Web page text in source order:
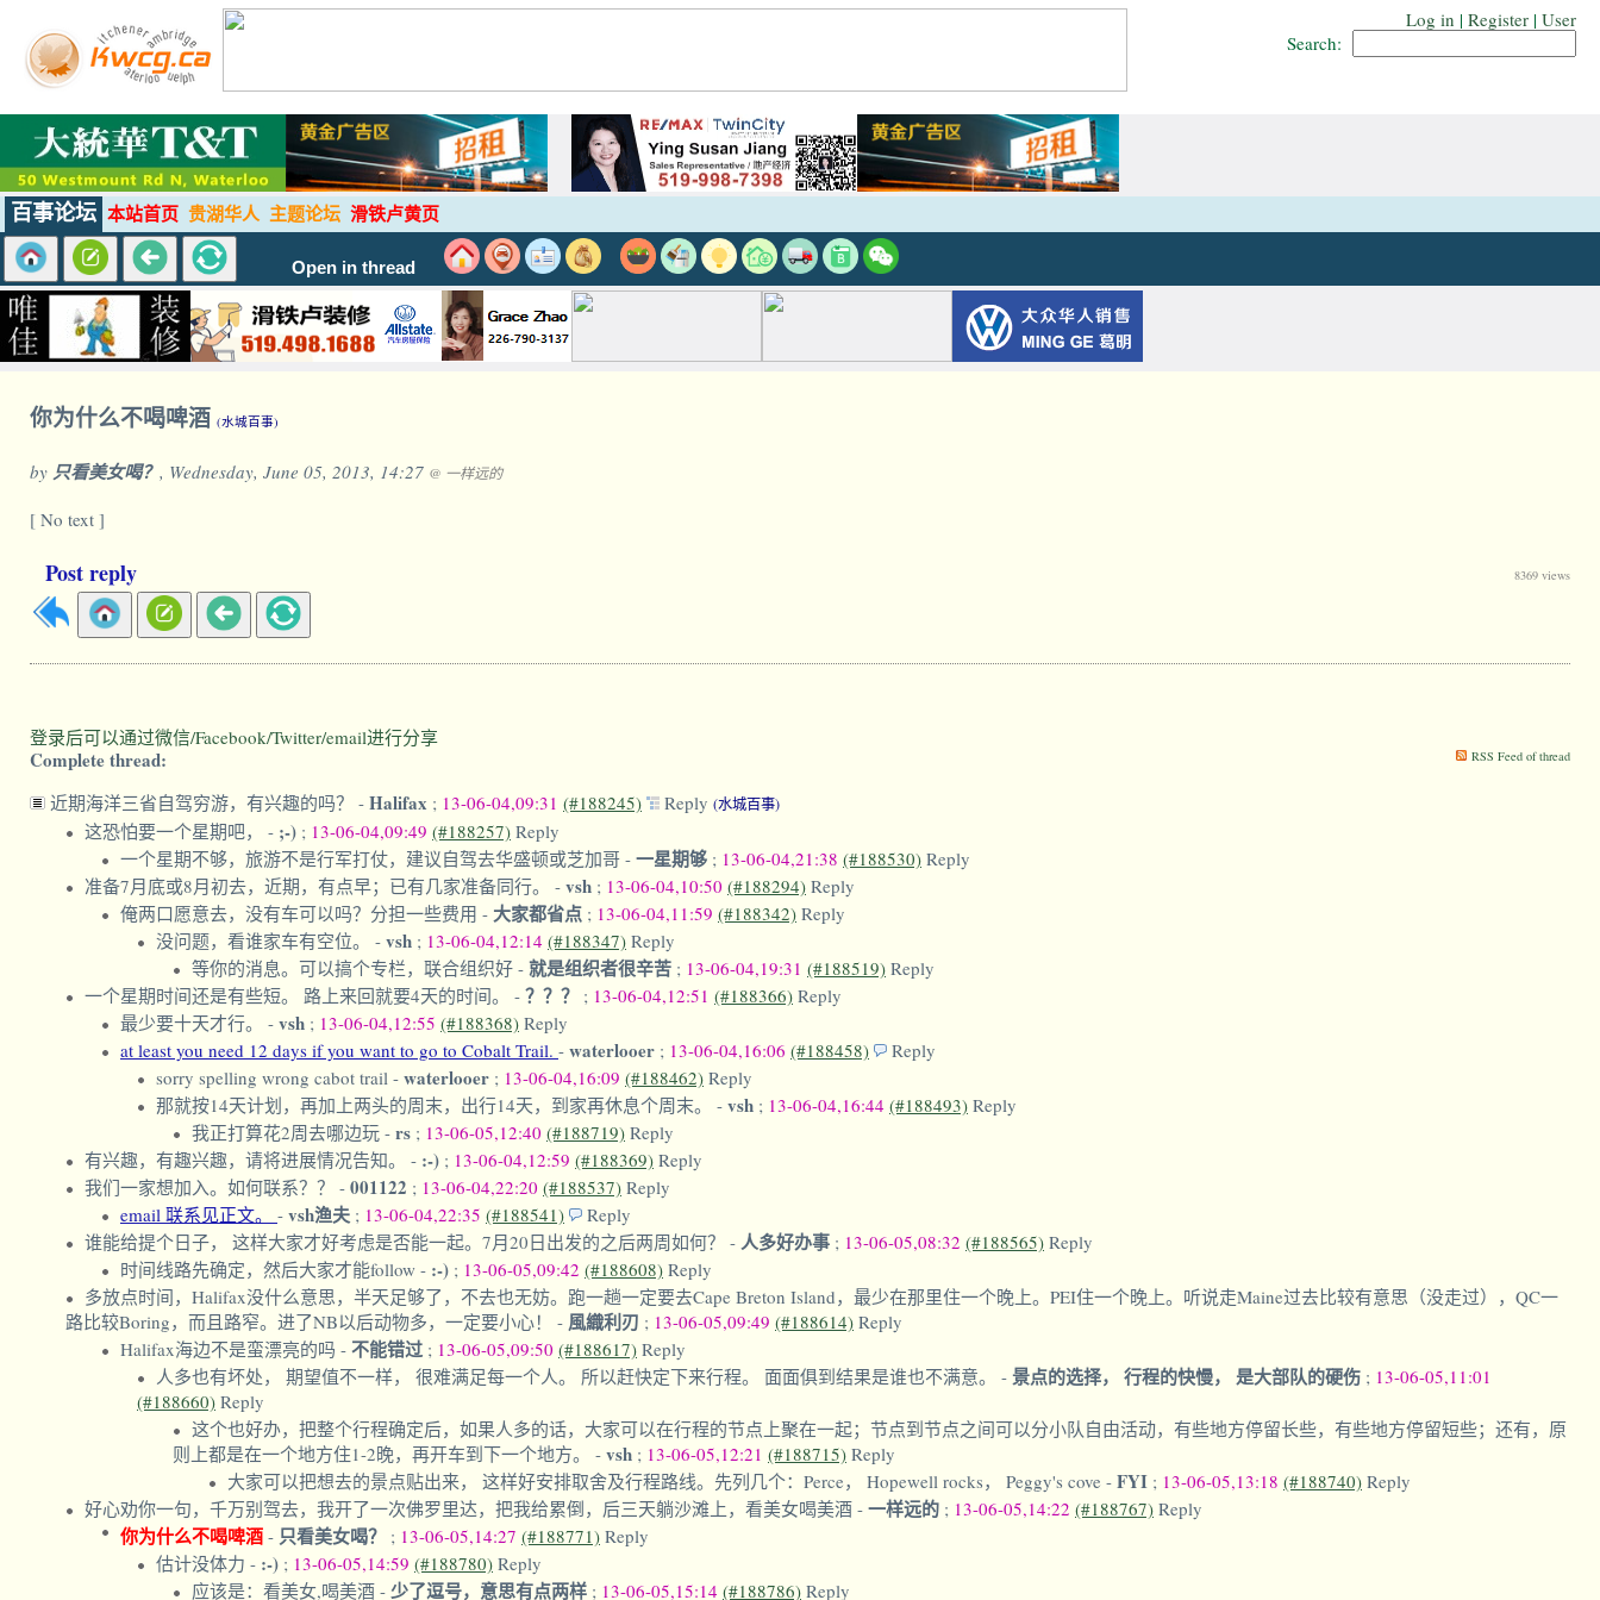
Log in | Register | User
Search:
百事论坛 本站首页 贵湖华人 主题论坛 滑铁卢黄页
Open in thread
你为什么不喝啤酒 (水城百事)
by 只看美女喝？ , Wednesday, June 05, 2013, 14:27 @ 一样远的
[ No text ]
Post reply 8369 views
登录后可以通过微信/Facebook/Twitter/email进行分享
Complete thread: RSS Feed of thread
近期海洋三省自驾穷游，有兴趣的吗？ - Halifax ; 13-06-04,09:31 (#188245) Reply (水城百事)
这恐怕要一个星期吧， - ;-) ; 13-06-04,09:49 (#188257) Reply
一个星期不够，旅游不是行军打仗，建议自驾去华盛顿或芝加哥 - 一星期够 ; 13-06-04,21:38 (#188530) Reply
准备7月底或8月初去，近期，有点早；已有几家准备同行。 - vsh ; 13-06-04,10:50 (#188294) Reply
俺两口愿意去，没有车可以吗？分担一些费用 - 大家都省点 ; 13-06-04,11:59 (#188342) Reply
没问题，看谁家车有空位。 - vsh ; 13-06-04,12:14 (#188347) Reply
等你的消息。可以搞个专栏，联合组织好 - 就是组织者很辛苦 ; 13-06-04,19:31 (#188519) Reply
一个星期时间还是有些短。 路上来回就要4天的时间。 - ？？？ ; 13-06-04,12:51 (#188366) Reply
最少要十天才行。 - vsh ; 13-06-04,12:55 (#188368) Reply
at least you need 12 days if you want to go to Cobalt Trail. - waterlooer ; 13-06-04,16:06 (#188458)
Reply
sorry spelling wrong cabot trail - waterlooer ; 13-06-04,16:09 (#188462) Reply
那就按14天计划，再加上两头的周末，出行14天，到家再休息个周末。 - vsh ; 13-06-04,16:44 (#188493) Reply
我正打算花2周去哪边玩 - rs ; 13-06-05,12:40 (#188719) Reply
有兴趣，有趣兴趣，请将进展情况告知。 - :-) ; 13-06-04,12:59 (#188369) Reply
我们一家想加入。如何联系？？ - 001122 ; 13-06-04,22:20 (#188537) Reply
email 联系见正文。 - vsh渔夫 ; 13-06-04,22:35 (#188541)
Reply
谁能给提个日子， 这样大家才好考虑是否能一起。7月20日出发的之后两周如何？ - 人多好办事 ; 13-06-05,08:32 (#188565) Reply
时间线路先确定，然后大家才能follow - :-) ; 13-06-05,09:42 (#188608) Reply
多放点时间，Halifax没什么意思，半天足够了，不去也无妨。跑一趟一定要去Cape Breton Island，最少在那里住一个晚上。PEI住一个晚上。听说走Maine过去比较有意思（没走过），QC一
路比较Boring，而且路窄。进了NB以后动物多，一定要小心！ - 風織利刃 ; 13-06-05,09:49 (#188614) Reply
Halifax海边不是蛮漂亮的吗 - 不能错过 ; 13-06-05,09:50 (#188617) Reply
人多也有坏处， 期望值不一样， 很难满足每一个人。 所以赶快定下来行程。 面面俱到结果是谁也不满意。 - 景点的选择， 行程的快慢， 是大部队的硬伤 ; 13-06-05,11:01
(#188660) Reply
这个也好办，把整个行程确定后，如果人多的话，大家可以在行程的节点上聚在一起；节点到节点之间可以分小队自由活动，有些地方停留长些，有些地方停留短些；还有，原
则上都是在一个地方住1-2晚，再开车到下一个地方。 - vsh ; 13-06-05,12:21 (#188715) Reply
大家可以把想去的景点贴出来， 这样好安排取舍及行程路线。先列几个：Perce， Hopewell rocks， Peggy's cove - FYI ; 13-06-05,13:18 (#188740) Reply
好心劝你一句，千万别驾去，我开了一次佛罗里达，把我给累倒，后三天躺沙滩上，看美女喝美酒 - 一样远的 ; 13-06-05,14:22 (#188767) Reply
你为什么不喝啤酒 - 只看美女喝？ ; 13-06-05,14:27 (#188771) Reply
估计没体力 - :-) ; 13-06-05,14:59 (#188780) Reply
应该是：看美女,喝美酒 - 少了逗号，意思有点两样 ; 13-06-05,15:14 (#188786) Reply